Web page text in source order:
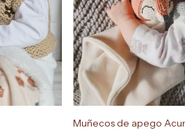
Muñecos de apego